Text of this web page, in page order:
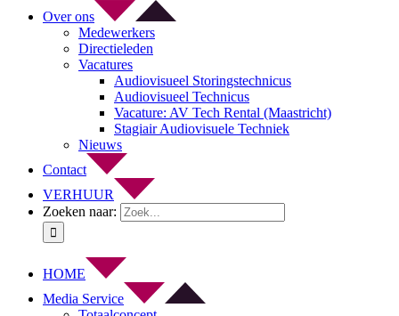
Over ons
Medewerkers
Directieleden
Vacatures
Audiovisueel Storingstechnicus
Audiovisueel Technicus
Vacature: AV Tech Rental (Maastricht)
Stagiair Audiovisuele Techniek
Nieuws
Contact
VERHUUR
Zoeken naar:
HOME
Media Service